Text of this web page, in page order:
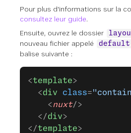
Pour plus d'informations sur la
consultez leur guide.
Ensuite, ouvrez le dossier
nouveau fichier appelé
balise suivante :
<template>
  <
div class=
    <
nuxt/>
  </
div>
</template>